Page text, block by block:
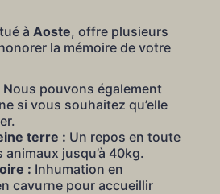
à Aoste, offre plusieurs
la mémoire de votre
Nous pouvons également
si vous souhaitez qu’elle
terre : Un repos en toute
jusqu’à 40kg.
: Inhumation en
cavurne pour accueillir